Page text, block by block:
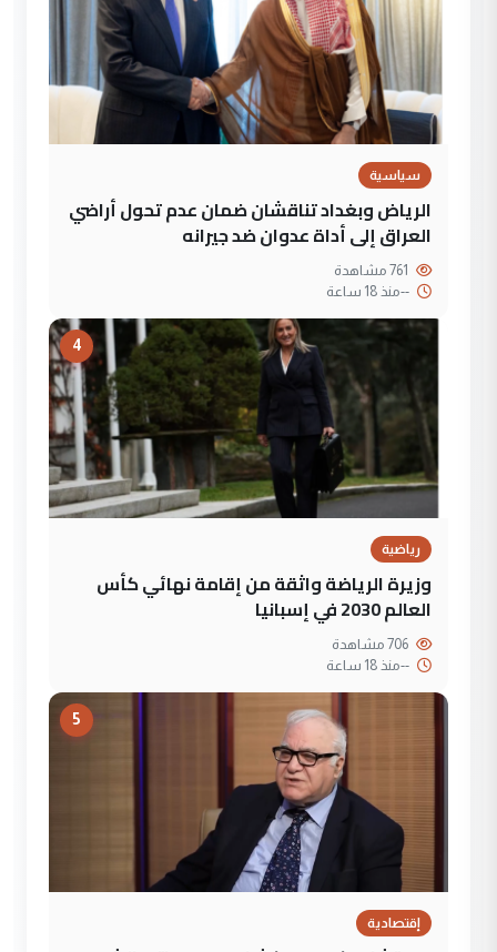
سياسية
الرياض وبغداد تناقشان ضمان عدم تحول أراضي
العراق إلى أداة عدوان ضد جيرانه
--منذ 18 ساعة
4
رياضية
وزيرة الرياضة واثقة من إقامة نهائي كأس
العالم 2030 في إسبانيا
--منذ 18 ساعة
5
إقتصادية